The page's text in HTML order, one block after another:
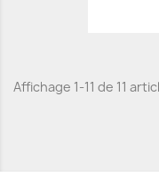
Affichage 1-11 de 11